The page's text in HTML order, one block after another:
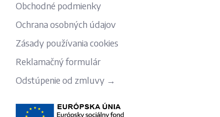
Obchodné podmienky
Ochrana osobných údajov
Zásady používania cookies
Reklamačný formulár
Odstúpenie od zmluvy →